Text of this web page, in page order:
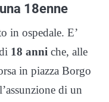
18enne
in ospedale. E’
18 anni che, alle
in piazza Borgo
di un